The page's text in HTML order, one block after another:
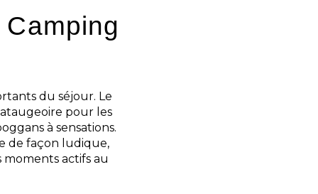
Camping
du séjour. Le
pour les
à sensations.
de façon ludique,
actifs au